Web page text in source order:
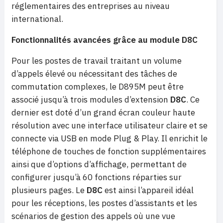
réglementaires des entreprises au niveau
international.
Fonctionnalités avancées grâce au module D8C
Pour les postes de travail traitant un volume
d’appels élevé ou nécessitant des tâches de
commutation complexes, le D895M peut être
associé jusqu’à trois modules d’extension D8C. Ce
dernier est doté d’un grand écran couleur haute
résolution avec une interface utilisateur claire et se
connecte via USB en mode Plug & Play. Il enrichit le
téléphone de touches de fonction supplémentaires
ainsi que d’options d’affichage, permettant de
configurer jusqu’à 60 fonctions réparties sur
plusieurs pages. Le D8Cest ainsi l’appareil idéal
pour les réceptions, les postes d’assistants et les
scénarios de gestion des appels où une vue